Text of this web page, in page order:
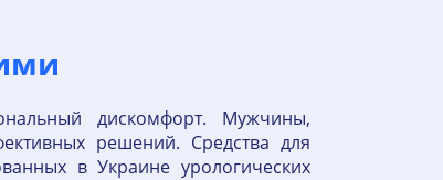
дискомфорт. Мужчины,
решений. Средства для
в Украине урологических